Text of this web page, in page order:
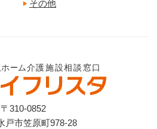
その他
〒310-0852
戸市笠原町978-28